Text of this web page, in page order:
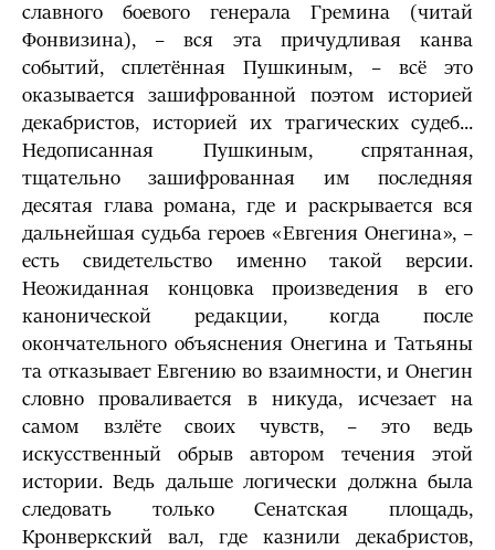
славного боевого генерала Гремина (читай
Фонвизина), – вся эта причудливая канва
событий, сплетённая Пушкиным, – всё это
оказывается зашифрованной поэтом историей
декабристов, историей их трагических судеб...
Недописанная Пушкиным, спрятанная,
тщательно зашифрованная им последняя
десятая глава романа, где и раскрывается вся
дальнейшая судьба героев «Евгения Онегина», –
есть свидетельство именно такой версии.
Неожиданная концовка произведения в его
канонической редакции, когда после
окончательного объяснения Онегина и Татьяны
та отказывает Евгению во взаимности, и Онегин
словно проваливается в никуда, исчезает на
самом взлёте своих чувств, – это ведь
искусственный обрыв автором течения этой
истории. Ведь дальше логически должна была
следовать только Сенатская площадь,
Кронверкский вал, где казнили декабристов,